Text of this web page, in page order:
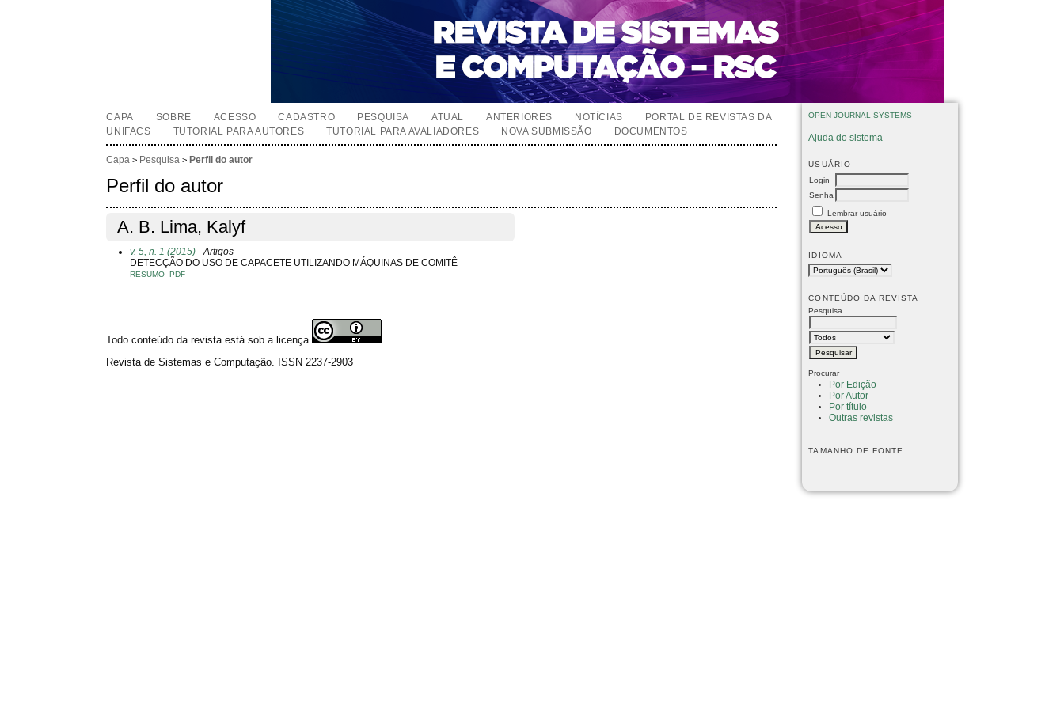
OPEN JOURNAL SYSTEMS
Ajuda do sistema
USUÁRIO
Login
Senha
Lembrar usuário
IDIOMA
CONTEÚDO DA REVISTA
Pesquisa
Procurar
Por Edição
Por Autor
Por título
Outras revistas
TAMANHO DE FONTE
CAPA SOBRE ACESSO CADASTRO PESQUISA ATUAL ANTERIORES NOTÍCIAS
PORTAL DE REVISTAS DA
UNIFACS
TUTORIAL PARA AUTORES TUTORIAL PARA AVALIADORES NOVA SUBMISSÃO DOCUMENTOS
Capa > Pesquisa > Perfil do autor
Perfil do autor
A. B. Lima, Kalyf
v. 5, n. 1 (2015) - Artigos
DETECÇÃO DO USO DE CAPACETE UTILIZANDO MÁQUINAS DE COMITÊ
RESUMO PDF
Todo conteúdo da revista está sob a licença
Revista de Sistemas e Computação. ISSN 2237-2903